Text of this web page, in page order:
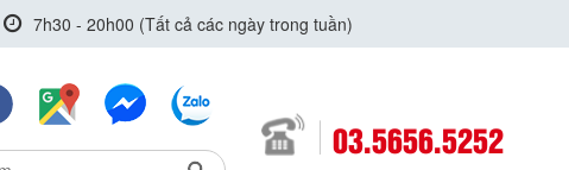
7h30 - 20h00 (Tất cả các ngày trong tuần)
03.5656.5252